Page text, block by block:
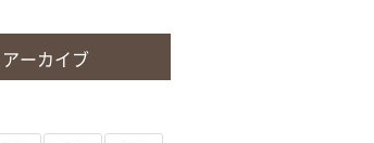
アーカイブ